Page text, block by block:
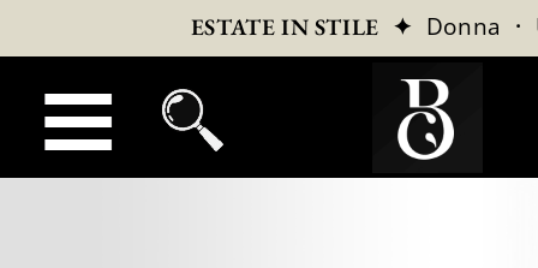
ESTATE IN STILE ✦ Donna ·